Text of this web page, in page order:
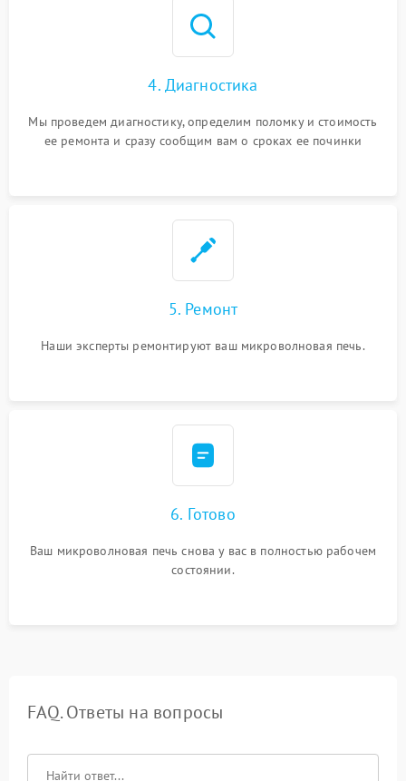
4. Диагностика
Мы проведем диагностику, определим поломку и стоимость
ее ремонта и сразу сообщим вам о сроках ее починки
5. Ремонт
Наши эксперты ремонтируют ваш микроволновая печь.
6. Готово
Ваш микроволновая печь снова у вас в полностью рабочем
состоянии.
FAQ. Ответы на вопросы